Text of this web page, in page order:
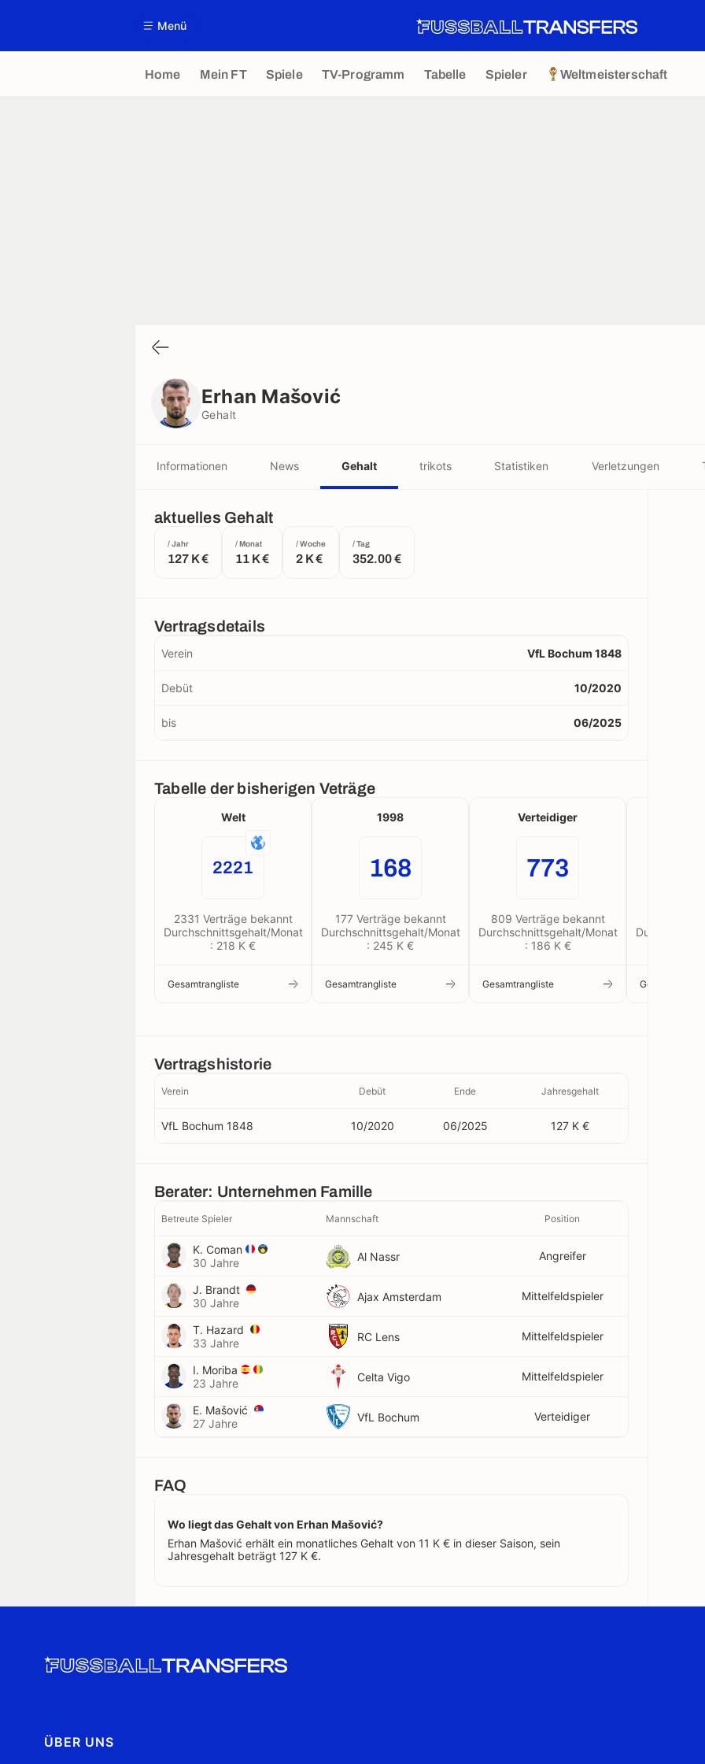
Menü
Home Mein FT Spiele TV-Programm Tabelle Spieler Weltmeisterschaft
Erhan Mašović
Gehalt
Informationen News Gehalt trikots Statistiken Verletzungen
aktuelles Gehalt
/ Jahr
127 K €
/ Monat
11 K €
/ Woche
2 K €
/ Tag
352.00 €
Vertragsdetails
Verein VfL Bochum 1848
Debüt 10/2020
bis 06/2025
Tabelle der bisherigen Veträge
Welt
2221
2331 Verträge bekannt
Durchschnittsgehalt/Monat
: 218 K €
Gesamtrangliste
1998
168
177 Verträge bekannt
Durchschnittsgehalt/Monat
: 245 K €
Gesamtrangliste
Verteidiger
773
809 Verträge bekannt
Durchschnittsgehalt/Monat
: 186 K €
Gesamtrangliste Gesamtrangliste
Vertragshistorie
Verein Debüt Ende Jahresgehalt
VfL Bochum 1848 10/2020 06/2025 127 K €
Berater: Unternehmen Famille
Betreute Spieler Mannschaft Position
K. Coman
30 Jahre
Al Nassr Angreifer
J. Brandt
30 Jahre
Ajax Amsterdam Mittelfeldspieler
T. Hazard
33 Jahre
RC Lens Mittelfeldspieler
I. Moriba
23 Jahre
Celta Vigo Mittelfeldspieler
E. Mašović
27 Jahre
VfL Bochum Verteidiger
FAQ
Wo liegt das Gehalt von Erhan Mašović?
Erhan Mašović erhält ein monatliches Gehalt von 11 K € in dieser Saison, sein
Jahresgehalt beträgt 127 K €.
ÜBER UNS